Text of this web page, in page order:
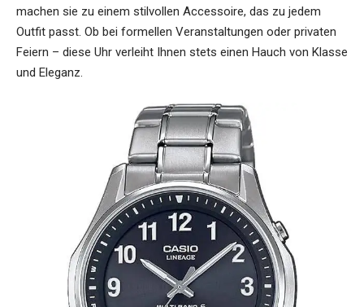
machen sie zu einem stilvollen Accessoire, das zu jedem
Outfit passt. Ob bei formellen Veranstaltungen oder privaten
Feiern – diese Uhr verleiht Ihnen stets einen Hauch von Klasse
und Eleganz.